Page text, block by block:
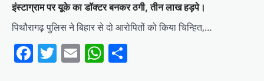
इंस्टाग्राम पर यूके का डॉक्टर बनकर ठगी, तीन लाख हड़पे।
पिथौरागढ़ पुलिस ने बिहार से दो आरोपितों को किया चिन्हित,…
Facebook
Twitter
EmailWhatsApp